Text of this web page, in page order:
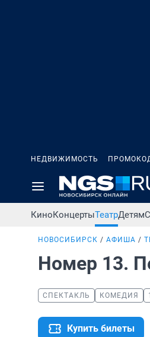
НЕДВИЖИМОСТЬ
КиноКонцертыТеатрДетям
НОВОСИБИРСК АФИША
Номер 13.
СПЕКТАКЛЬ КОМЕДИЯ
Купить билеты